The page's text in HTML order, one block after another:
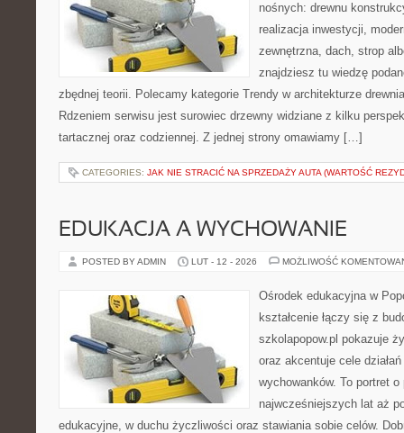
nośnych: drewnu
realizacja inwestycji,
zewnętrzna, dach, strop
znajdziesz tu wiedzę
zbędnej teorii. Polecamy kategorie Trendy w architekturze
Rdzeniem serwisu jest surowiec drzewny widziane z kilku
tartacznej oraz codziennej. Z jednej strony omawiamy […]
CATEGORIES: JAK NIE STRACIĆ NA SPRZEDAŻY AUTA (WARTOŚĆ
EDUKACJA A WYCHOWANIE
POSTED BY ADMIN LUT - 12 - 2026 MOŻLIWOŚĆ
Ośrodek edukacyjna w
kształcenie łączy się z
szkolapopow.pl pokazuje
oraz akcentuje cele
wychowanków. To portret
najwcześniejszych lat aż
edukacyjne, w duchu życzliwości oraz stawiania sobie celów.